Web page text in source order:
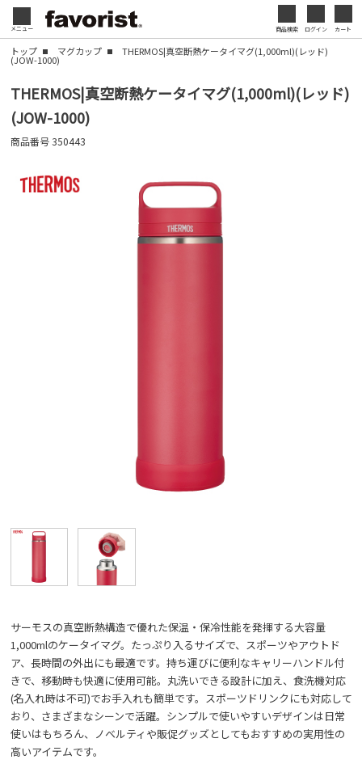
メニュー 商品検索 ログイン カート
トップ マグカップ THERMOS|真空断熱ケータイマグ(1,000ml)(レッド)
(JOW-1000)
THERMOS|真空断熱ケータイマグ(1,000ml)(レッド)
(JOW-1000)
商品番号350443
サーモスの真空断熱構造で優れた保温・保冷性能を発揮する大容量
1,000mlのケータイマグ。たっぷり入るサイズで、スポーツやアウトド
ア、長時間の外出にも最適です。持ち運びに便利なキャリーハンドル付
きで、移動時も快適に使用可能。丸洗いできる設計に加え、食洗機対応
(名入れ時は不可)でお手入れも簡単です。スポーツドリンクにも対応して
おり、さまざまなシーンで活躍。シンプルで使いやすいデザインは日常
使いはもちろん、ノベルティや販促グッズとしてもおすすめの実用性の
高いアイテムです。
会社名・ロゴ・メッセージなどを印刷して、オリジ
ナルデザインのノベルティを制作できます。展示会
ド認知度の向上にも効果的です。
閉じる